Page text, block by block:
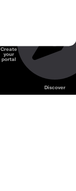
Create
your
portal
Discover